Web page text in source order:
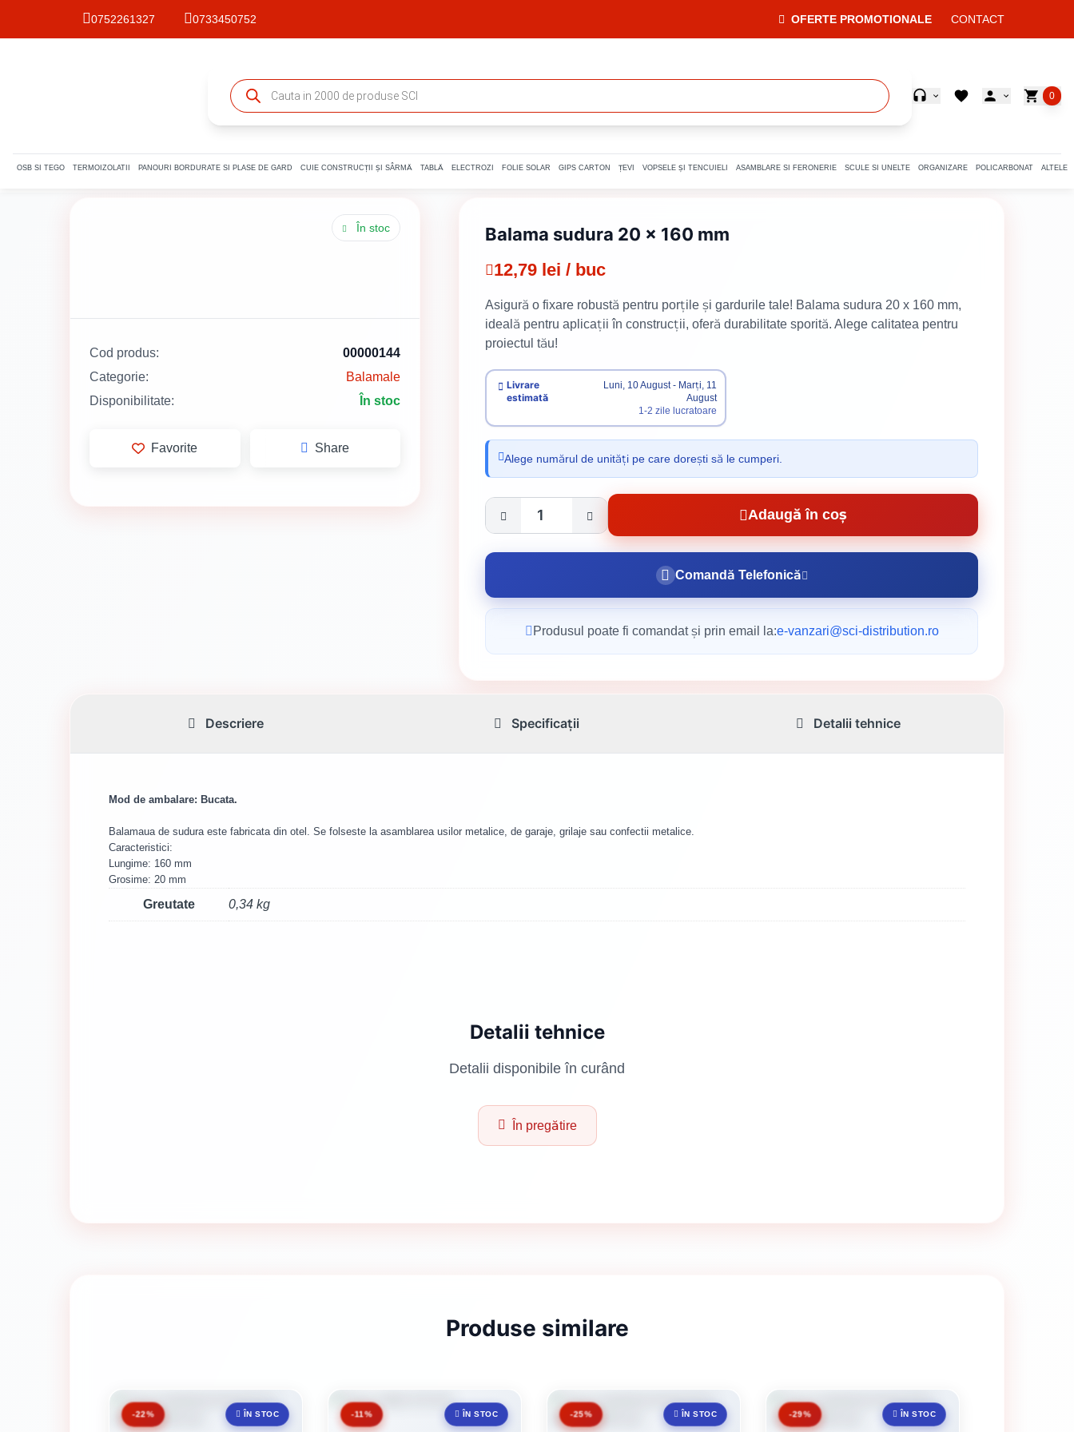
0752261327 0733450752 OFERTE PROMOTIONALE CONTACT
Products
search
0
OSB SI TEGO TERMOIZOLATII PANOURI BORDURATE SI PLASE DE GARD CUIE CONSTRUCȚII ȘI SÂRMĂ TABLĂ ELECTROZI FOLIE SOLAR GIPS CARTON ȚEVI VOPSELE ȘI TENCUIELI ASAMBLARE SI FERONERIE SCULE SI UNELTE ORGANIZARE POLICARBONAT ALTELE
În stoc
Cod produs:
00000144
Categorie:
Balamale
Disponibilitate:
În stoc
Favorite Share
Balama sudura 20 x 160 mm
12,79 lei / buc
Asigură o fixare robustă pentru porțile și gardurile tale! Balama sudura 20 x 160 mm,
ideală pentru aplicații în construcții, oferă durabilitate sporită. Alege calitatea pentru
proiectul tău!
Livrare
estimată
Luni, 10 August - Marți, 11
August
1-2 zile lucratoare
Alege numărul de unități pe care dorești să le cumperi.
Adaugă în coș
Comandă Telefonică
Produsul poate fi comandat și prin email la:e-vanzari@sci-distribution.ro
Descriere Specificații Detalii tehnice
Mod de ambalare: Bucata.
Balamaua de sudura este fabricata din otel. Se folseste la asamblarea usilor metalice, de garaje, grilaje sau confectii metalice.
Caracteristici:
Lungime: 160 mm
Grosime: 20 mm
Greutate 0,34 kg
Detalii tehnice
Detalii disponibile în curând
În pregătire
Produse similare
ÎN STOC
-22% ÎN STOC
-11% ÎN STOC
-25% ÎN STOC
-29%